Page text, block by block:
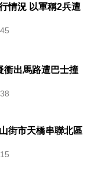
情況 以軍稱2兵遭
衝出馬路遭巴士撞
街市天橋串聯北區